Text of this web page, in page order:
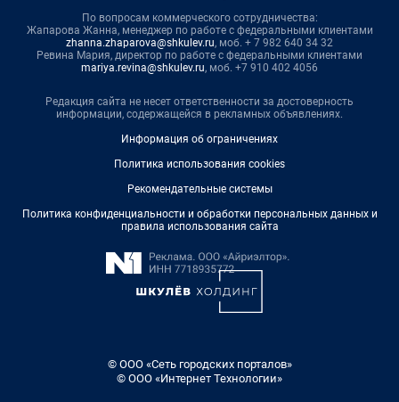
По вопросам коммерческого сотрудничества:
Жапарова Жанна, менеджер по работе с федеральными клиентами
zhanna.zhaparova@shkulev.ru, моб. + 7 982 640 34 32
Ревина Мария, директор по работе с федеральными клиентами
mariya.revina@shkulev.ru, моб. +7 910 402 4056
Редакция сайта не несет ответственности за достоверность
информации, содержащейся в рекламных объявлениях.
Информация об ограничениях
Политика использования cookies
Рекомендательные системы
Политика конфиденциальности и обработки персональных данных и
правила использования сайта
© ООО «Сеть городских порталов»
© ООО «Интернет Технологии»